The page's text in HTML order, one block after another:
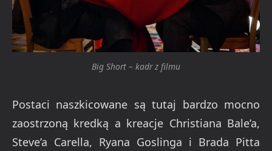
Big Short – kadr z filmu
Postaci naszkicowane są tutaj bardzo mocno
zaostrzoną kredką a kreacje Christiana Bale’a,
Steve’a Carella, Ryana Goslinga i Brada Pitta